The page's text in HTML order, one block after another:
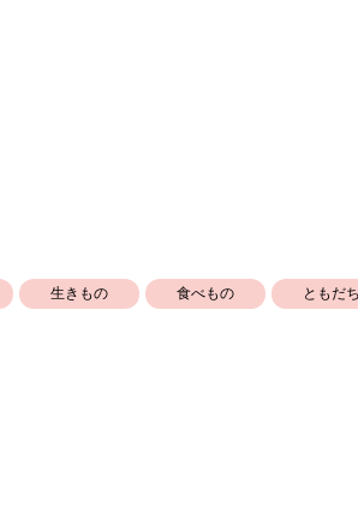
生きもの 食べもの ともだ